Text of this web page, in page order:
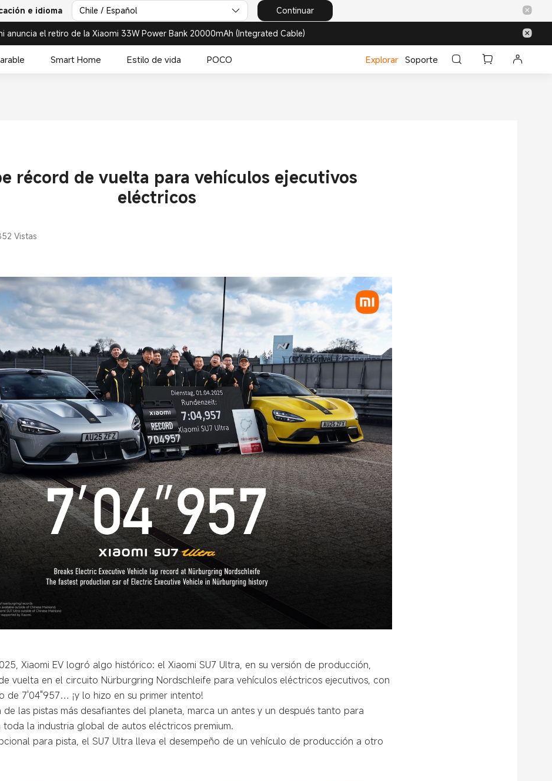
e idioma Chile / Español Continuar
anuncia el retiro de la Xiaomi 33W Power Bank 20000mAh (Integrated Cable)
Smart Home Estilo de vida POCO Explorar Soporte
récord de vuelta para vehículos ejecutivos
eléctricos
Vistas
Xiaomi EV logró algo histórico: el Xiaomi SU7 Ultra, en su versión de producción,
vuelta en el circuito Nürburgring Nordschleife para vehículos eléctricos ejecutivos, con
de 7'04"957… ¡y lo hizo en su primer intento!
de las pistas más desafiantes del planeta, marca un antes y un después tanto para
toda la industria global de autos eléctricos premium.
para pista, el SU7 Ultra lleva el desempeño de un vehículo de producción a otro